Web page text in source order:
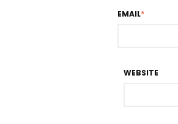
EMAIL*
WEBSITE